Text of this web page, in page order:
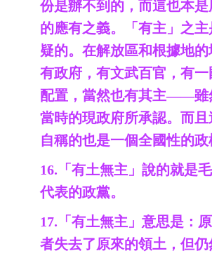
份是辦不到的，而這也本
的應有之義。「有主」之
疑的。在解放區和根據地的
有政府，有文武百官，有一
配置，當然也有其主——雖
當時的現政府所承認。而
自稱的也是一個全國性的政
16.「有土無主」說的就是
代表的政黨。
17.「有土無主」意思是：
者失去了原來的領土，但仍